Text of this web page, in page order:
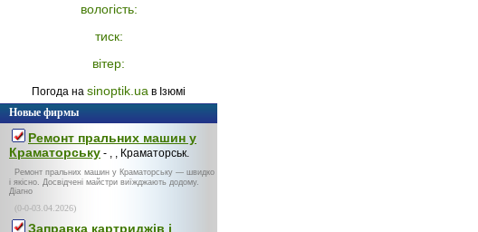
вологість:
тиск:
вітер:
Погода на sinoptik.ua в Ізюмі
Новые фирмы
Ремонт пральних машин у
Краматорську - , , Краматорськ.
Ремонт пральних машин у Краматорську — швидко
і якісно. Досвідчені майстри виїжджають додому.
Діагно
(0-0-03.04.2026)
Заправка картриджів і